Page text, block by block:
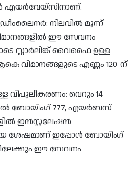
എയർവേയ്‌സിനാണ്.
നിലവിൽ മൂന്ന്
ഈ സേവനം
സ്റ്റാർലിങ്ക് വൈഫൈ ഉള്ള
വിമാനങ്ങളുടെ എണ്ണം 120-ന്
വിപുലീകരണം: വെറും 14
ബോയിംഗ് 777, എയർബസ്
ഇൻസ്റ്റലേഷൻ
ശേഷമാണ് ഇപ്പോൾ ബോയിംഗ്
ഈ സേവനം